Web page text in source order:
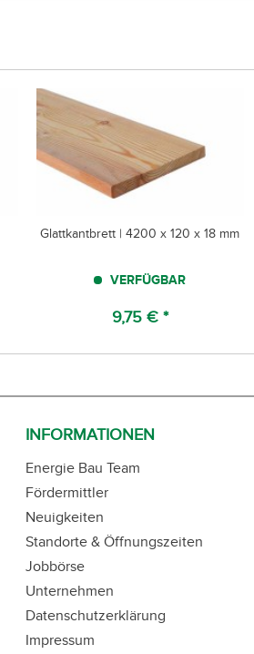
Glattkantbrett | 4200 x 120 x 18 mm
VERFÜGBAR
9,75 € *
INFORMATIONEN
Energie Bau Team
Fördermittler
Neuigkeiten
Standorte & Öffnungszeiten
Jobbörse
Unternehmen
Datenschutzerklärung
Impressum